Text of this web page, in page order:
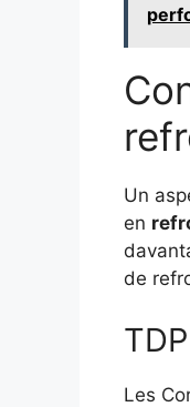
Un
en
de
Les